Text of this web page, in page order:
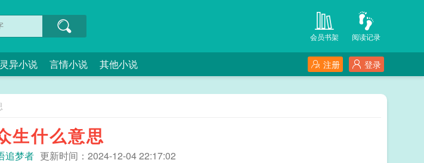
阅读记录
会员书架
灵异小说 言情小说 其他小说 登录
注册
生什么意思
追梦者 更新时间：2024-12-04 22:17:02